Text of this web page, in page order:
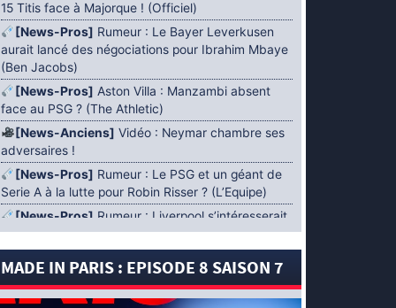
15 Titis face à Majorque ! (Officiel)
[News-Pros] Rumeur : Le Bayer Leverkusen
aurait lancé des négociations pour Ibrahim Mbaye
(Ben Jacobs)
[News-Pros] Aston Villa : Manzambi absent
face au PSG ? (The Athletic)
[News-Anciens] Vidéo : Neymar chambre ses
adversaires !
[News-Pros] Rumeur : Le PSG et un géant de
Serie A à la lutte pour Robin Risser ? (L’Equipe)
[News-Pros] Rumeur : Liverpool s’intéresserait
à Ibrahim Mbaye en plus de Bradley Barcola
(Fabrizio Romano)
[News-Pros]Rumeur : Accord contractuel
trouvé entre le PSG et Mika Godts (Fabrizio
MADE IN PARIS : EPISODE 8 SAISON 7